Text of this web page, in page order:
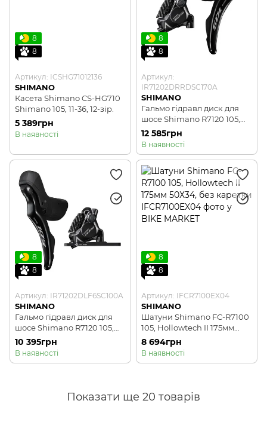
8
8
Артикул: ICSHG71012136
SHIMANO
Касета Shimano CS-HG710
Shimano 105, 11-36, 12-зір.
5 389грн
В наявності
8
8
Артикул:
IR71202DRRDSC170A
SHIMANO
Гальмо гідравл диск для
шосе Shimano R7120 105,
заднє (права ручка,
каліпер, гідроліния
12 585грн
В наявності
8
8
Артикул: IR71202DLF6SC100A
SHIMANO
Гальмо гідравл диск для
шосе Shimano R7120 105,
переднє (ліва ручка,
каліпер, гідроліния
10 395грн
В наявності
8
8
Артикул: IFCR7100EX04
SHIMANO
Шатуни Shimano FC-R7100
105, Hollowtech II 175мм
50Х34, без каретки
8 694грн
В наявності
Показати ще 20 товарів